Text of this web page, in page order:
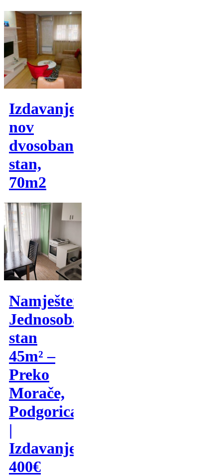
Izdavanje,
nov
dvosoban
stan,
70m2
Namješten
Jednosoban
stan
45m² –
Preko
Morače,
Podgorica
|
Izdavanje
400€